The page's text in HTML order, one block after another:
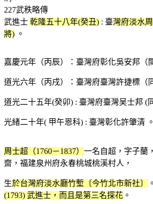
227武秩略傳
武進士 乾隆五十八年(癸丑) : 臺灣府淡水
將) 。
嘉慶元年（丙辰）：臺灣府彰化吳安邦
道光六年（丙戌）：臺灣府臺灣許捷標（
道光二十五年(癸卯) : 臺灣府臺灣吴士邦 (
光緒二十年( 甲午恩科) : 臺灣彰化許肇清 。
周士超（1760－1837） 一名自超，字子蘭
齋，福建泉州府永春桃城桃溪村人，
生於台灣府淡水廳竹塹〔今竹北市新社〕 。
(1793) 武進士，而且是第三名探花 。